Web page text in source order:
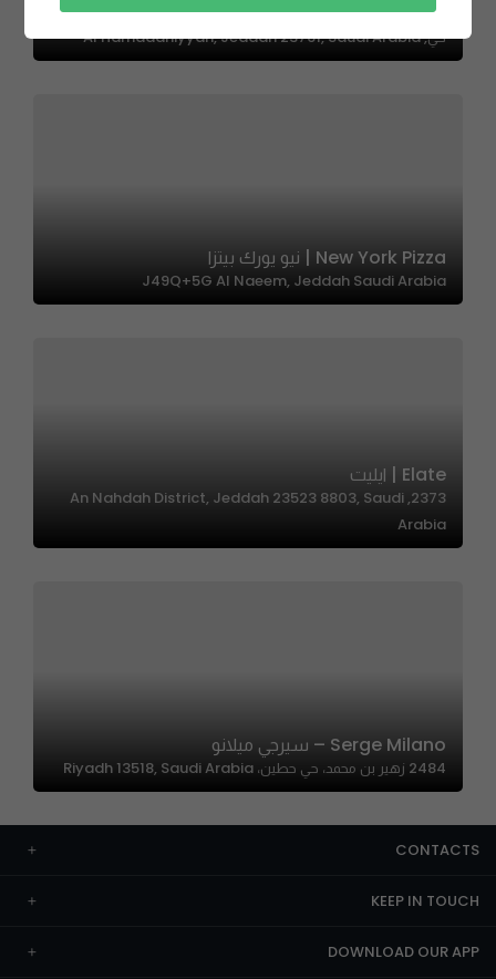
Bahariz | مطعم بهاريز
حي, Al Hamadaniyyah, Jeddah 23761, Saudi Arabia
New York Pizza | نيو يورك بيتزا
J49Q+5G Al Naeem, Jeddah Saudi Arabia
Elate | ايليت
2373, An Nahdah District, Jeddah 23523 8803, Saudi
Arabia
Serge Milano – سيرجي ميلانو
2484 زهير بن محمد، حي حطين، Riyadh 13518, Saudi Arabia
CONTACTS
KEEP IN TOUCH
DOWNLOAD OUR APP